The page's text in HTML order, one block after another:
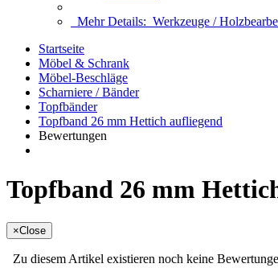
Mehr Details: Werkzeuge /
Startseite
Möbel & Schrank
Möbel-Beschläge
Scharniere / Bänder
Topfbänder
Topfband 26 mm Hettich aufliegend
Bewertungen
Topfband 26 mm
×Close
Zu diesem Artikel existieren noch keine